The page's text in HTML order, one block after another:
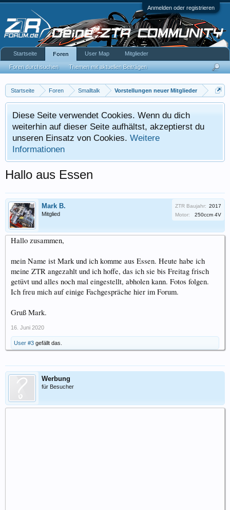
Anmelden oder registrieren
Startseite Foren Smalltalk Vorstellungen neuer Mitglieder
Diese Seite verwendet Cookies. Wenn du dich
weiterhin auf dieser Seite aufhältst, akzeptierst du
unseren Einsatz von Cookies. Weitere
Informationen
Hallo aus Essen
Mark B.
Mitglied
ZTR Baujahr: 2017
Motor:
250ccm 4V
Hallo zusammen,
mein Name ist Mark und ich komme aus Essen. Heute habe ich
meine ZTR angezahlt und ich hoffe, das ich sie bis Freitag frisch
getüvt und alles noch mal eingestellt, abholen kann. Fotos folgen.
Ich freu mich auf einige Fachgespräche hier im Forum.
Gruß Mark.
16. Juni 2020
User #3 gefällt das.
Werbung
für Besucher
Startseite Foren
Foren durchsuchen Themen mit aktuellen Beiträgen
User Map Mitglieder